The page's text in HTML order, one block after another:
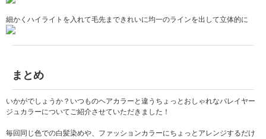
細かくハイライトを入れて毛先まできれいに均一のラインを出して立体的に
まとめ
いかがでしょうか？いつものヘアカラーと違うちょっとおしゃれなバレイヤー
ジュカラーについてご紹介させていただきました！
毎回同じ色での白髪染めや、ファッションカラーにちょっとアレンジするだけ